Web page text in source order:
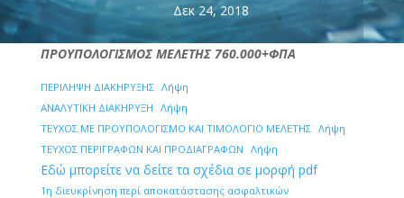
Δεκ 24, 2018
ΠΡΟΥΠΟΛΟΓΙΣΜΟΣ ΜΕΛΕΤΗΣ 760.000+ΦΠΑ
ΠΕΡΙΛΗΨΗ ΔΙΑΚΗΡΥΞΗΣ Λήψη
ΑΝΑΛΥΤΙΚΗ ΔΙΑΚΗΡΥΞΗ
Λήψη
ΤΕΥΧΟΣ ΜΕ ΠΡΟΥΠΟΛΟΓΙΣΜΟ ΚΑΙ ΤΙΜΟΛΟΓΙΟ ΜΕΛΕΤΗΣ Λήψη
ΤΕΥΧΟΣ ΠΕΡΙΓΡΑΦΩΝ ΚΑΙ ΠΡΟΔΙΑΓΡΑΦΩΝ
Λήψη
Εδώ μπορείτε να δείτε τα σχέδια σε μορφή pdf
1η διευκρίνηση περί αποκατάστασης ασφαλτικών